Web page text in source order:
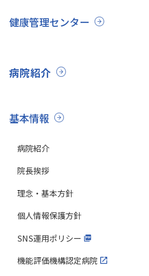
健康管理センター
病院紹介
基本情報
病院紹介
院長挨拶
理念・基本方針
個人情報保護方針
SNS運用ポリシー
機能評価機構認定病院